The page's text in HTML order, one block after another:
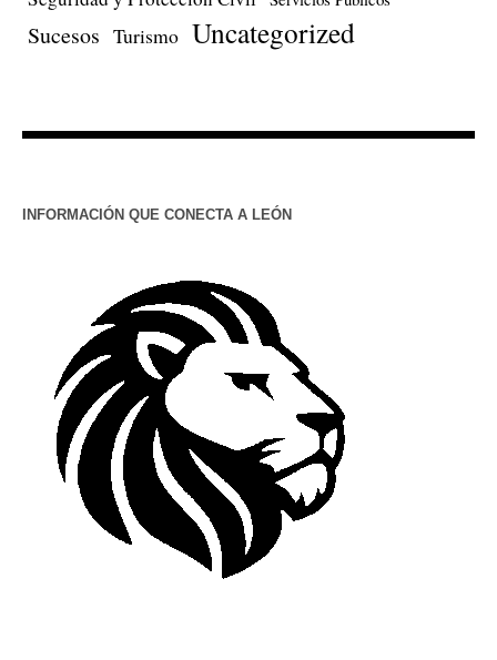
Sucesos Turismo Uncategorized
INFORMACIÓN QUE CONECTA A LEÓN